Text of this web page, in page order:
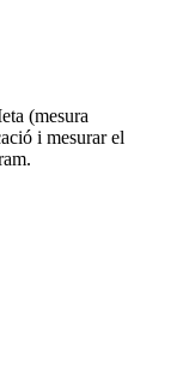
(mesura
i mesurar el